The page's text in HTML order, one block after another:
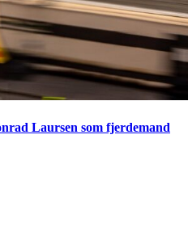
Laursen som fjerdemand